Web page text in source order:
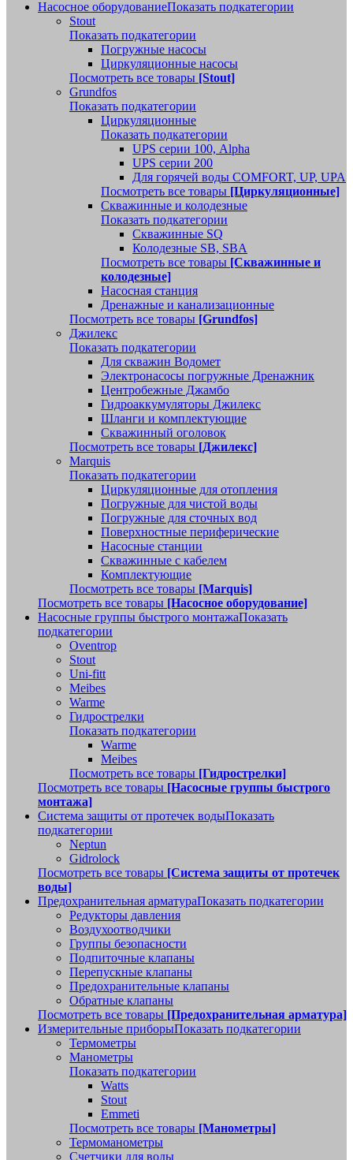
Насосное оборудованиеПоказать подкатегории
Stout
Показать подкатегории
Погружные насосы
Циркуляционные насосы
Посмотреть все товары [Stout]
Grundfos
Показать подкатегории
Циркуляционные
Показать подкатегории
UPS серии 100, Alpha
UPS серии 200
Для горячей воды COMFORT, UP, UPA
Посмотреть все товары [Циркуляционные]
Скважинные и колодезные
Показать подкатегории
Скважинные SQ
Колодезные SB, SBA
Посмотреть все товары [Скважинные и
колодезные]
Насосная станция
Дренажные и канализационные
Посмотреть все товары [Grundfos]
Джилекс
Показать подкатегории
Для скважин Водомет
Электронасосы погружные Дренажник
Центробежные Джамбо
Гидроаккумуляторы Джилекс
Шланги и комплектующие
Скважинный оголовок
Посмотреть все товары [Джилекс]
Marquis
Показать подкатегории
Циркуляционные для отопления
Погружные для чистой воды
Погружные для сточных вод
Поверхностные периферические
Насосные станции
Скважинные с кабелем
Комплектующие
Посмотреть все товары [Marquis]
Посмотреть все товары [Насосное оборудование]
Насосные группы быстрого монтажаПоказать
подкатегории
Oventrop
Stout
Uni-fitt
Meibes
Warme
Гидрострелки
Показать подкатегории
Warme
Meibes
Посмотреть все товары [Гидрострелки]
Посмотреть все товары [Насосные группы быстрого
монтажа]
Система защиты от протечек водыПоказать
подкатегории
Neptun
Gidrolock
Посмотреть все товары [Система защиты от протечек
воды]
Предохранительная арматураПоказать подкатегории
Редукторы давления
Воздухоотводчики
Группы безопасности
Подпиточные клапаны
Перепускные клапаны
Предохранительные клапаны
Обратные клапаны
Посмотреть все товары [Предохранительная арматура]
Измерительные приборыПоказать подкатегории
Термометры
Манометры
Показать подкатегории
Watts
Stout
Emmeti
Посмотреть все товары [Манометры]
Термоманометры
Счетчики для воды